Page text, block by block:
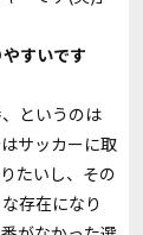
やすいです
というのは
サッカーに取
たいし、その
存在になり